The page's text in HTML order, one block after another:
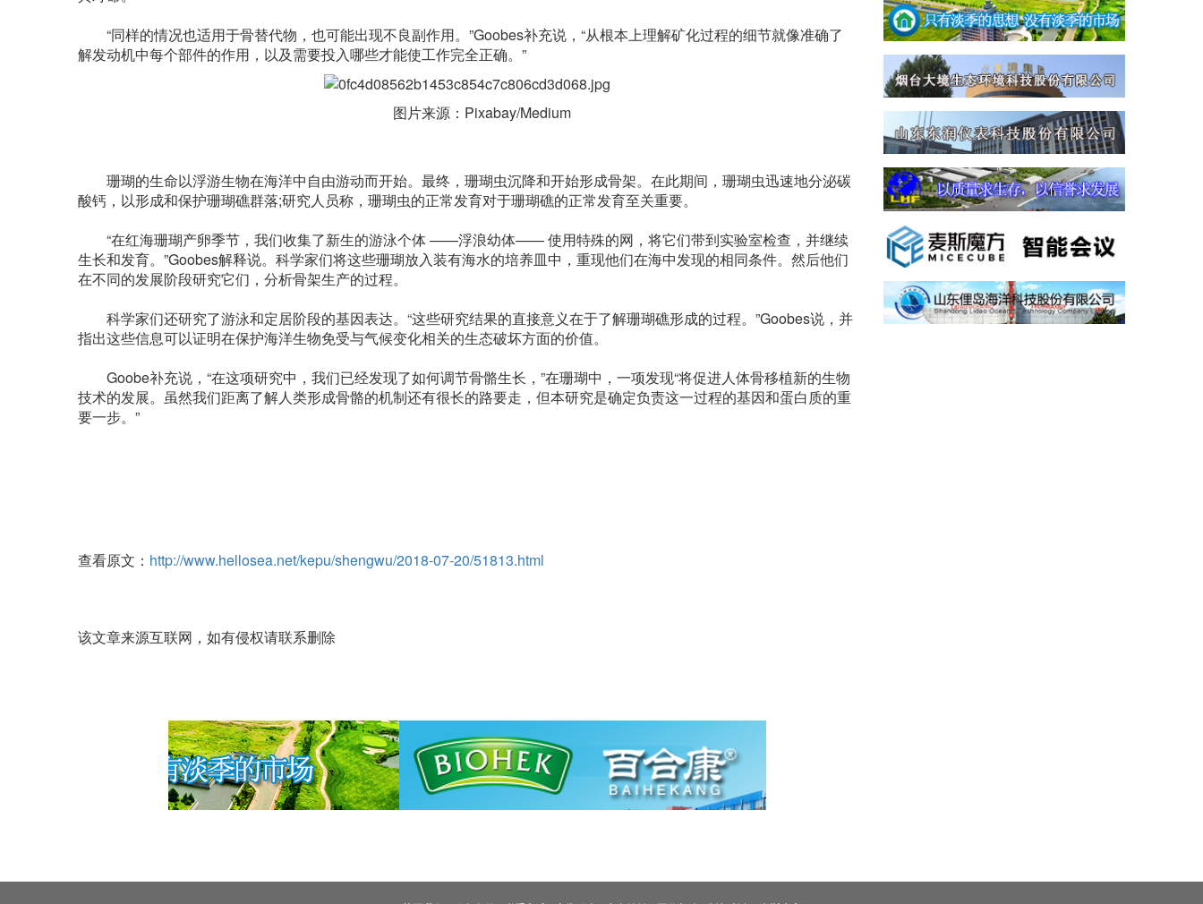
“同样的情况也适用于骨替代物，也可能出现不良副作用。”Goobes补充说，“从根本上理解矿化过程的细节就像准确了
解发动机中每个部件的作用，以及需要投入哪些才能使工作完全正确。”
图片来源：Pixabay/Medium
珊瑚的生命以浮游生物在海洋中自由游动而开始。最终，珊瑚虫沉降和开始形成骨架。在此期间，珊瑚虫迅速地分泌碳
酸钙，以形成和保护珊瑚礁群落;研究人员称，珊瑚虫的正常发育对于珊瑚礁的正常发育至关重要。
“在红海珊瑚产卵季节，我们收集了新生的游泳个体 ——浮浪幼体—— 使用特殊的网，将它们带到实验室检查，并继续
生长和发育。”Goobes解释说。科学家们将这些珊瑚放入装有海水的培养皿中，重现他们在海中发现的相同条件。然后他们
在不同的发展阶段研究它们，分析骨架生产的过程。
科学家们还研究了游泳和定居阶段的基因表达。“这些研究结果的直接意义在于了解珊瑚礁形成的过程。”Goobes说，并
指出这些信息可以证明在保护海洋生物免受与气候变化相关的生态破坏方面的价值。
Goobe补充说，“在这项研究中，我们已经发现了如何调节骨骼生长，”在珊瑚中，一项发现“将促进人体骨移植新的生物
技术的发展。虽然我们距离了解人类形成骨骼的机制还有很长的路要走，但本研究是确定负责这一过程的基因和蛋白质的重
要一步。”
查看原文： http://www.hellosea.net/kepu/shengwu/2018-07-20/51813.html
该文章来源互联网，如有侵权请联系删除